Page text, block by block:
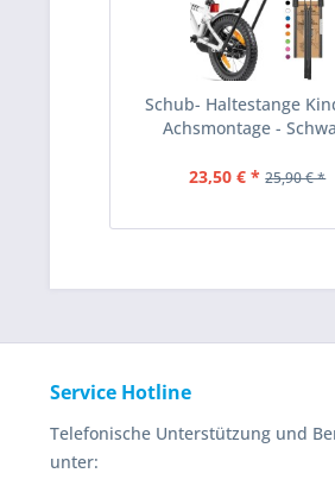
Schub- Haltestange
Achsmontage -
23,50 € * 25,90 € *
Service Hotline
Telefonische Unterstützung und
unter: